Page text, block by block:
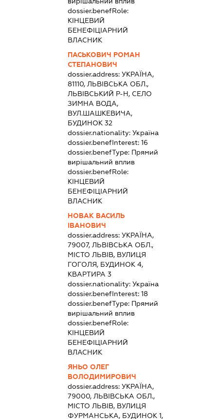
dossier.benefRole:
КІНЦЕВИЙ
БЕНЕФІЦІАРНИЙ
ВЛАСНИК
ПАСЬКОВИЧ РОМАН
СТЕПАНОВИЧ
dossier.address: УКРАЇНА,
81110, ЛЬВІВСЬКА ОБЛ.,
ЛЬВІВСЬКИЙ Р-Н, СЕЛО
ЗИМНА ВОДА,
ВУЛ.ШАШКЕВИЧА,
БУДИНОК 32
dossier.nationality: Україна
dossier.benefInterest: 16
dossier.benefType: Прямий
вирішальний вплив
dossier.benefRole:
КІНЦЕВИЙ
БЕНЕФІЦІАРНИЙ
ВЛАСНИК
НОВАК ВАСИЛЬ
ІВАНОВИЧ
dossier.address: УКРАЇНА,
79007, ЛЬВІВСЬКА ОБЛ.,
МІСТО ЛЬВІВ, ВУЛИЦЯ
ГОГОЛЯ, БУДИНОК 4,
КВАРТИРА 3
dossier.nationality: Україна
dossier.benefInterest: 18
dossier.benefType: Прямий
вирішальний вплив
dossier.benefRole:
КІНЦЕВИЙ
БЕНЕФІЦІАРНИЙ
ВЛАСНИК
ЯНЬО ОЛЕГ
ВОЛОДИМИРОВИЧ
dossier.address: УКРАЇНА,
79000, ЛЬВІВСЬКА ОБЛ.,
МІСТО ЛЬВІВ, ВУЛИЦЯ
ФУРМАНСЬКА, БУДИНОК 1,